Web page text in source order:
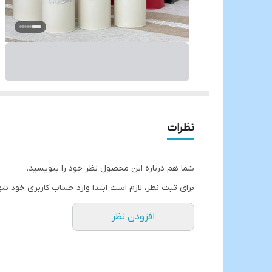
نظرات
شما هم درباره این محصول نظر خود را بنویسید.
برای ثبت نظر، لازم است ابتدا وارد حساب کاربری خود
افزودن نظر